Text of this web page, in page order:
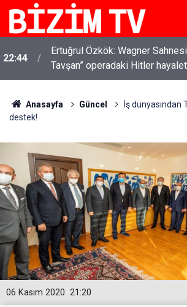
22:44
Ertuğrul Özkök: Wagner
Tavşan” operadaki Hitler
Anasayfa Güncel
İş dünyasından
destek!
21:20
06 Kasım 2020